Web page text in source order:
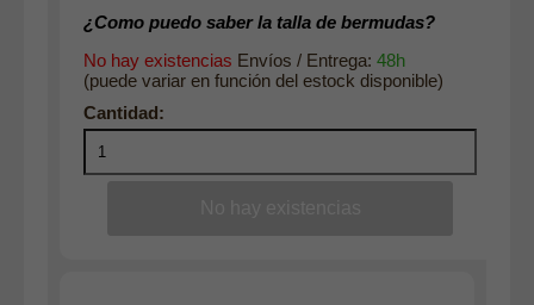
¿Como puedo saber la talla de bermudas?
No hay existencias Envíos / Entrega: 48h
(puede variar en función del estock disponible)